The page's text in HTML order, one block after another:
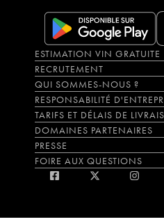
ESTIMATION VIN GRATUITE
RECRUTEMENT
QUI SOMMES-NOUS ?
RESPONSABILITÉ
TARIFS ET DÉLAIS DE
DOMAINES PARTENAIRES
PRESSE
FOIRE AUX QUESTIONS